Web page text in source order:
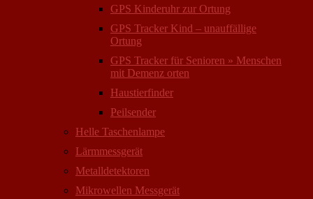
GPS Kinderuhr zur Ortung
GPS Tracker Kind – unauffällige
Ortung
GPS Tracker für Senioren » Menschen
mit Demenz orten
Haustierfinder
Peilsender
Helle Taschenlampe
Lärmmessgerät
Metalldetektoren
Mikrowellen Messgerät